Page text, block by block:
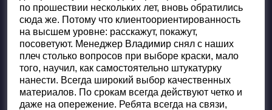
по прошествии нескольких лет, вновь обратились
сюда же. Потому что клиентоориентированность
на высшем уровне: расскажут, покажут,
посоветуют. Менеджер Владимир снял с наших
плеч столько вопросов при выборе краски, мало
того, научил, как самостоятельно штукатурку
нанести. Всегда широкий выбор качественных
материалов. По срокам всегда действуют четко и
даже на опережение. Ребята всегда на связи,